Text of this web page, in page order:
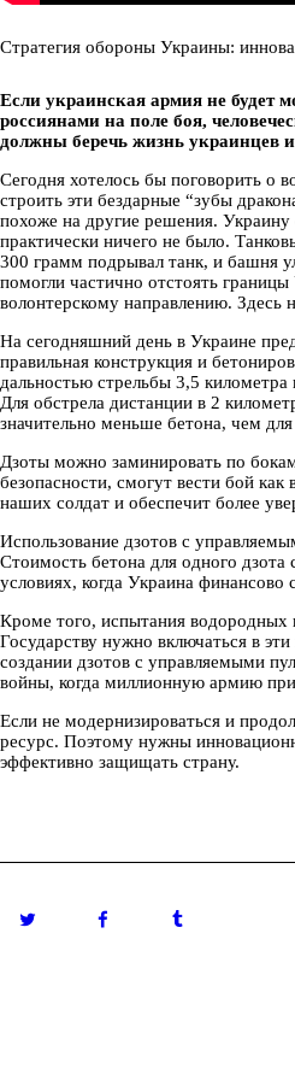
Стратегия обороны Украины:
Если украинская армия не будет
россиянами на поле боя,
должны беречь жизнь украинцев
Сегодня хотелось бы поговорить о
строить эти бездарные “зубы
похоже на другие решения.
практически ничего не было.
300 грамм подрывал танк, и башня
помогли частично отстоять
волонтерскому направлению. Здесь
На сегодняшний день в Украине
правильная конструкция и
дальностью стрельбы 3,5
Для обстрела дистанции в 2
значительно меньше бетона, чем
Дзоты можно заминировать по
безопасности, смогут вести бой
наших солдат и обеспечит более
Использование дзотов с
Стоимость бетона для одного дзота
условиях, когда Украина
Кроме того, испытания водородных
Государству нужно включаться в
создании дзотов с управляемыми
войны, когда миллионную армию
Если не модернизироваться и
ресурс. Поэтому нужны
эффективно защищать страну.